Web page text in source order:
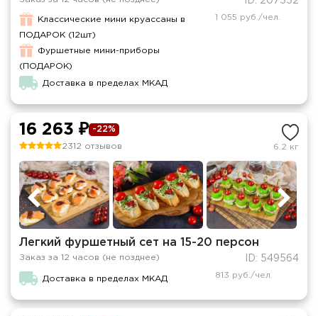
Классические мини круассаны в
ПОДАРОК (12шт)
Фуршетные мини-приборы
(ПОДАРОК)
Доставка в пределах МКАД
1 055 руб./чел.
16 263 ₽ -22%
2312 отзывов 6.2 кг
Легкий фуршетный сет на 15-20 персон
Заказ за 12 часов (не позднее) ID: 549564
Доставка в пределах МКАД 813 руб./чел.